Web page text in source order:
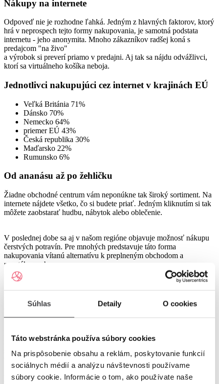
Súhlas Detaily O cookies
Táto webstránka používa súbory cookies
Na prispôsobenie obsahu a reklám, poskytovanie funkcií
sociálnych médií a analýzu návštevnosti používame
súbory cookie. Informácie o tom, ako používate naše
Nákupy na internete
Odpoveď nie je rozhodne ľahká. Jedným z hlavných faktorov, ktorý
hrá v neprospech tejto formy nakupovania, je samotná podstata
internetu - jeho anonymita. Mnoho zákazníkov radšej koná s
predajcom "na živo"
a výrobok si preverí priamo v predajni. Aj tak sa nájdu odvážlivci,
ktorí sa virtuálneho košíka neboja.
Jednotlivci nakupujúci cez internet v krajinách EÚ
Veľká Británia 71%
Dánsko 70%
Nemecko 64%
priemer EÚ 43%
Česká republika 30%
Maďarsko 22%
Rumunsko 6%
Od ananásu až po žehličku
Žiadne obchodné centrum vám neponúkne tak široký sortiment. Na
internete nájdete všetko, čo si budete priať. Jedným kliknutím si tak
môžete zaobstarať hudbu, nábytok alebo oblečenie.
V poslednej dobe sa aj v našom regióne objavuje možnosť nákupu
čerstvých potravín. Pre mnohých predstavuje táto forma
nakupovania vítanú alternatívu k preplneným obchodom a
neustálemu zhonu.
Navyše môžete využiť špecializované stránky, ktoré sa zaoberajú
porovnávaním cien rôznych tovarov alebo služieb. Honba za čo
možno najlepšou cenou tak síce môže stratiť nádych dobrodružstva,
ale vy si vo výsledku môžete byť istí, že ste nakúpili naozaj
výhodne.
napríkladwww.heureka.sk.Na porovnanie cien posktovateľov
služieb internetu môžete použiť portál porovnat.sk. Užívateľa sa v
tomto zmysle snaží osloviť aj Google svojimi Google nákupmi.
Dávať pozor si musíte všade